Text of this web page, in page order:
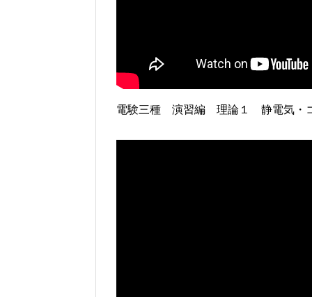
電験三種 演習編 理論１ 静電気・コ